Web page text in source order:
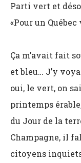
Parti vert et
«Pour un
Ça m’avait fait
et bleu… J’y
oui, le vert, on
printemps
du Jour de la
Champagne, il
citoyens